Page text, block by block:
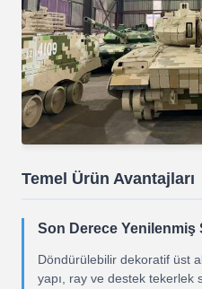
Temel Ürün Avantajları
Son Derece Yenilenmiş
Döndürülebilir dekoratif üst
yapı, ray ve destek tekerlek